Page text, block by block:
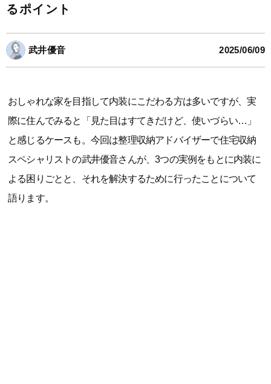
るポイント
武井優音 2025/06/09
おしゃれな家を目指して内装にこだわる方は多いですが、実
際に住んでみると「見た目はすてきだけど、使いづらい…」
と感じるケースも。今回は整理収納アドバイザーで住宅収納
スペシャリストの武井優音さんが、3つの実例をもとに内装に
よる困りごとと、それを解決するために行ったことについて
語ります。